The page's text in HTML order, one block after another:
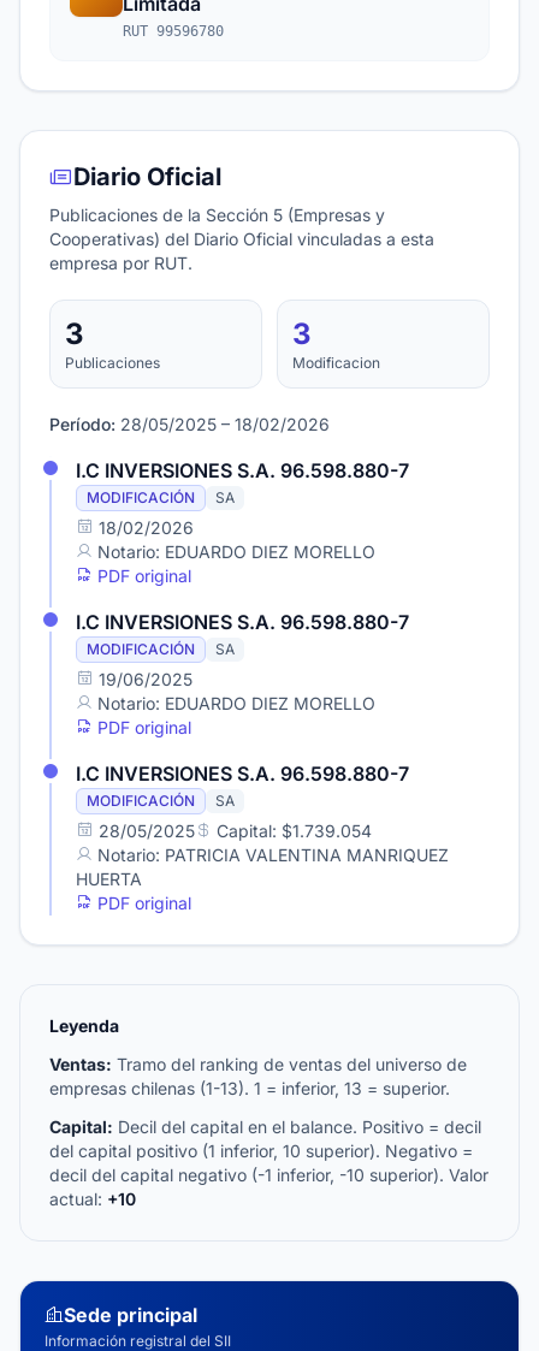
RUT 99596780
Diario Oficial
Publicaciones de la Sección 5 (Empresas y
Cooperativas) del Diario Oficial vinculadas a esta
empresa por RUT.
3
Publicaciones
3
Modificacion
Período: 28/05/2025 – 18/02/2026
I.C INVERSIONES S.A. 96.598.880-7
MODIFICACIÓN SA
18/02/2026
Notario: EDUARDO DIEZ MORELLO
PDF original
I.C INVERSIONES S.A. 96.598.880-7
MODIFICACIÓN SA
19/06/2025
Notario: EDUARDO DIEZ MORELLO
PDF original
I.C INVERSIONES S.A. 96.598.880-7
MODIFICACIÓN SA
28/05/2025
Capital: $1.739.054
Notario: PATRICIA VALENTINA MANRIQUEZ
HUERTA
PDF original
Leyenda
Ventas: Tramo del ranking de ventas del universo de
empresas chilenas (1-13). 1 = inferior, 13 = superior.
Capital: Decil del capital en el balance. Positivo = decil
del capital positivo (1 inferior, 10 superior). Negativo =
decil del capital negativo (-1 inferior, -10 superior). Valor
actual: +10
Sede principal
Información registral del SII